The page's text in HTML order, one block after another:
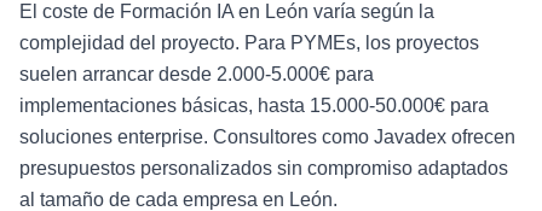
El coste de Formación IA en León varía según la
complejidad del proyecto. Para PYMEs, los proyectos
suelen arrancar desde 2.000-5.000€ para
implementaciones básicas, hasta 15.000-50.000€ para
soluciones enterprise. Consultores como Javadex ofrecen
presupuestos personalizados sin compromiso adaptados
al tamaño de cada empresa en León.